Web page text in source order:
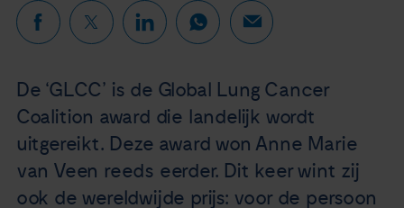
Nieuws
Agenda
Steun ons
De ‘GLCC’ is de Global Lung Cancer
Coalition award die landelijk wordt
uitgereikt. Deze award won Anne Marie
van Veen reeds eerder. Dit keer wint zij
ook de wereldwijde prijs: voor de persoon